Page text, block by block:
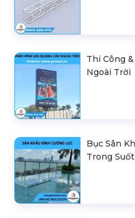
Thi Công
Ngoài Trời
Bục Sân
Trong Suốt